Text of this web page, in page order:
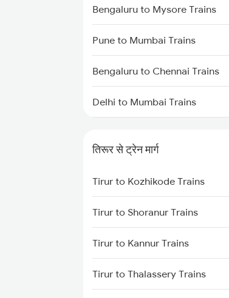
Bengaluru to Mysore Trains
Pune to Mumbai Trains
Bengaluru to Chennai Trains
Delhi to Mumbai Trains
Mumbai to Delhi Trains
Mumbai to Goa Trains
Chennai to Coimbatore Trains
तिरूर से ट्रेन मार्ग
Tirur to Kozhikode Trains
Tirur to Shoranur Trains
Tirur to Kannur Trains
Tirur to Thalassery Trains